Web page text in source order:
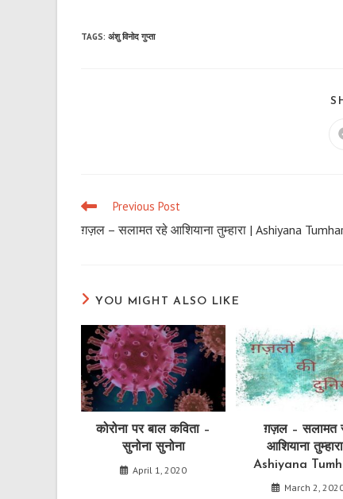
TAGS: अंशु विनोद गुप्ता
Read
articles
Previous Post
ग़ज़ल – सलामत रहे आशियाना तुम्हारा | Ashiyana
YOU MIGHT ALSO LIKE
कोरोना पर बाल कविता –
सुनोना सुनोना
April 1, 2020
ग़ज़ल – सलामत
आशियाना तुम्हारा |
Ashiyana
March 2,